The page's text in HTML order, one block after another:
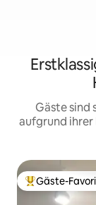
Gäste sind
aufgrund
Beliebter
Gäste-